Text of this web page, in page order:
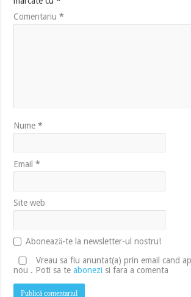
Comentariu*
Nume*
Email*
Site web
Abonează-te la newsletter-ul nostru!
Vreau sa fiu anuntat(a) prin email cand
nou . Poti sa teabonezi si fara a comenta